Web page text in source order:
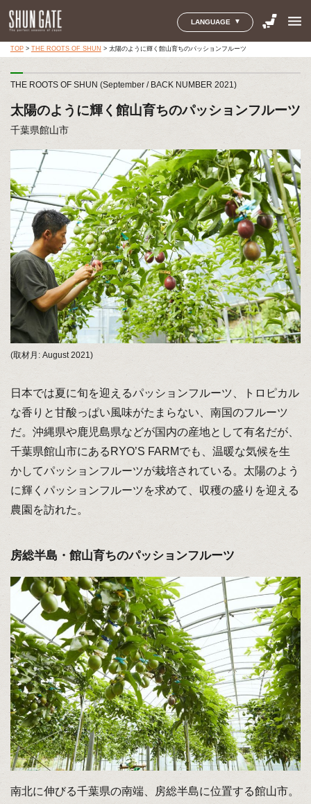
LANGUAGE menu
TOP> THE ROOTS OF SHUN > 太陽のように輝く館山育ちのパッションフルーツ
THE ROOTS OF SHUN (September / BACK NUMBER 2021)
太陽のように輝く館山育ちのパッションフルーツ
千葉県館山市
(取材月: August 2021)
日本では夏に旬を迎えるパッションフルーツ、トロピカル
な香りと甘酸っぱい風味がたまらない、南国のフルーツ
だ。沖縄県や鹿児島県などが国内の産地として有名だが、
千葉県館山市にあるRYO’S FARMでも、温暖な気候を生
かしてパッションフルーツが栽培されている。太陽のよう
に輝くパッションフルーツを求めて、収穫の盛りを迎える
農園を訪れた。
房総半島・館山育ちのパッションフルーツ
南北に伸びる千葉県の南端、房総半島に位置する館山市。